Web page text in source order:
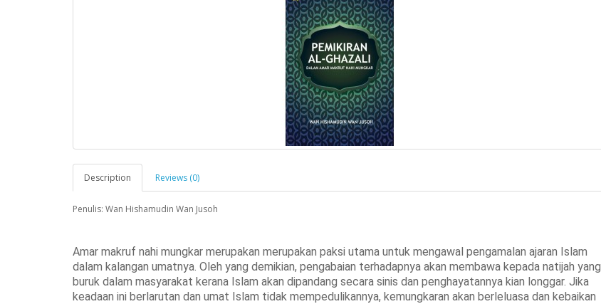
Description Reviews (0)
Penulis: Wan Hishamudin Wan Jusoh
Amar makruf nahi mungkar merupakan merupakan paksi utama untuk mengawal pengamalan ajaran Islam
dalam kalangan umatnya. Oleh yang demikian, pengabaian terhadapnya akan membawa kepada natijah yang
buruk dalam masyarakat kerana Islam akan dipandang secara sinis dan penghayatannya kian longgar. Jika
keadaan ini berlarutan dan umat Islam tidak mempedulikannya, kemungkaran akan berleluasa dan kebaikan